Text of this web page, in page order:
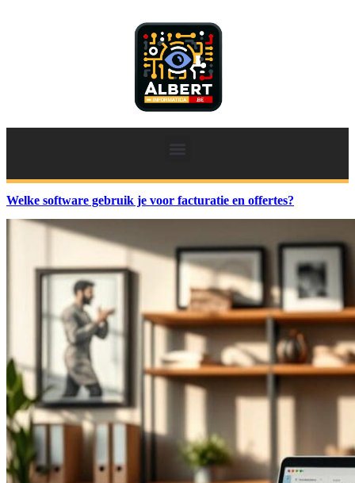
Welke software gebruik je voor facturatie en offertes?